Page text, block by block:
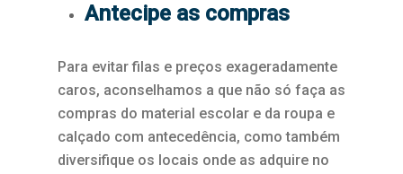
Antecipe as compras
Para evitar filas e preços exageradamente
caros, aconselhamos a que não só faça as
compras do material escolar e da roupa e
calçado com antecedência, como também
diversifique os locais onde as adquire no